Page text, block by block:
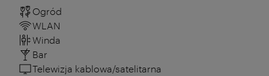
Ogród
WLAN
Winda
Bar
Telewizja kablowa/satelitarna